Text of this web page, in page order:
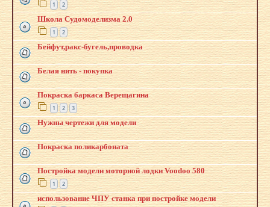
1 2
Школа Судомоделизма 2.0
1 2
Бейфут,ракс-бугель,проводка
Белая нить - покупка
Покраска баркаса Верещагина
1 2 3
Нужны чертежи для модели
Покраска поликарбоната
Постройка модели моторной лодки Voodoo 580
1 2
использование ЧПУ станка при постройке модели